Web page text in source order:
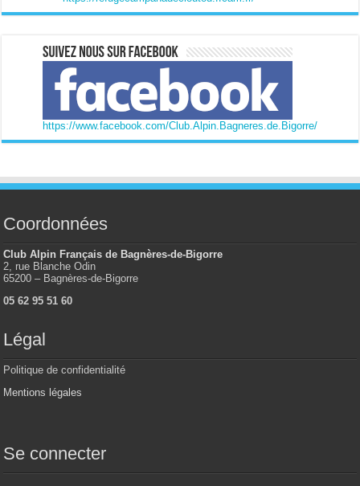
https://www.facebook.com/Club.Alpin.Bagneres.de.Bigorre/
Coordonnées
Club Alpin Français de Bagnères-de-Bigorre
2, rue Blanche Odin
65200 – Bagnères-de-Bigorre
05 62 95 51 60
Légal
Politique de confidentialité
Mentions légales
Se connecter